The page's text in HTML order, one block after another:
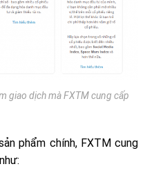
giao dịch mà FXTM cung cấp
phẩm chính, FXTM cung